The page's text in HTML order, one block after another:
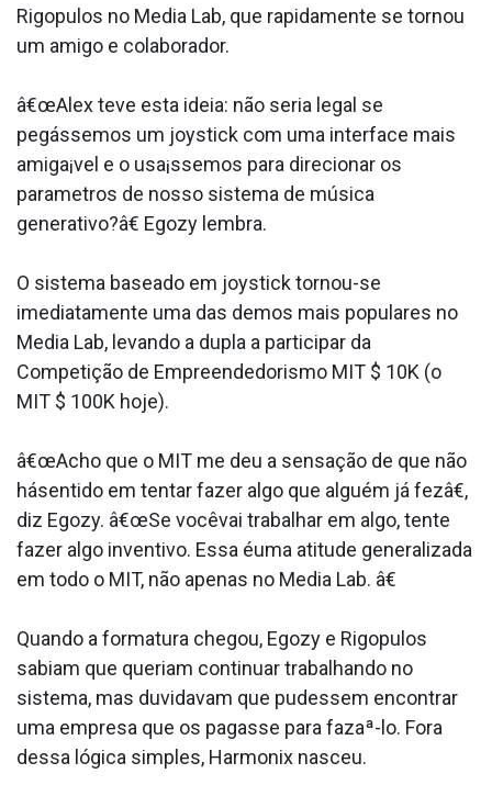
Rigopulos no Media Lab, que rapidamente se tornou
um amigo e colaborador.
â€œAlex teve esta ideia: não seria legal se
pegássemos um joystick com uma interface mais
amiga¡vel e o usa¡ssemos para direcionar os
parametros de nosso sistema de música
generativo?â€ Egozy lembra.
O sistema baseado em joystick tornou-se
imediatamente uma das demos mais populares no
Media Lab, levando a dupla a participar da
Competição de Empreendedorismo MIT $ 10K (o
MIT $ 100K hoje).
â€œAcho que o MIT me deu a sensação de que não
hásentido em tentar fazer algo que alguém já fezâ€,
diz Egozy. â€œSe vocêvai trabalhar em algo, tente
fazer algo inventivo. Essa éuma atitude generalizada
em todo o MIT, não apenas no Media Lab. â€
Quando a formatura chegou, Egozy e Rigopulos
sabiam que queriam continuar trabalhando no
sistema, mas duvidavam que pudessem encontrar
uma empresa que os pagasse para fazaª-lo. Fora
dessa lógica simples, Harmonix nasceu.